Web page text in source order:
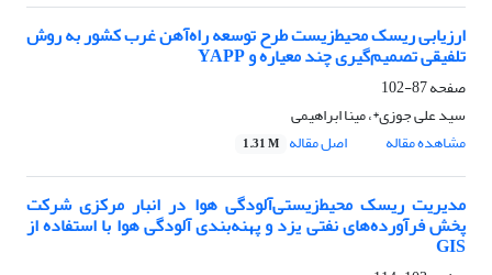
ارزیابی ریسک محیط‌زیست طرح توسعه راه‌آهن غرب کشور به روش
تلفیقی تصمیم‌گیری چند معیاره و YAPP
صفحه87-102
سید علی جوزی*، مینا ابراهیمی
مشاهده مقاله
اصل مقاله 1.31 M
مدیریت ریسک محیط‌‌زیستی‌‌آلودگی‌‌ هوا‌ در انبار مرکزی شرکت
پخش فرآورده‌‌های نفتی یزد و پهنه‌‌بندی آلودگی هوا با استفاده از
GIS